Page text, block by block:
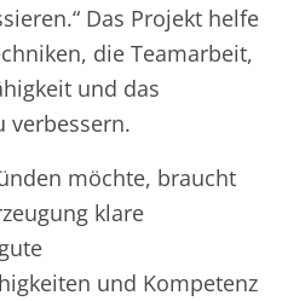
Das Projekt helfe
die Teamarbeit,
und das
verbessern.
möchte, braucht
klare
und Kompetenz